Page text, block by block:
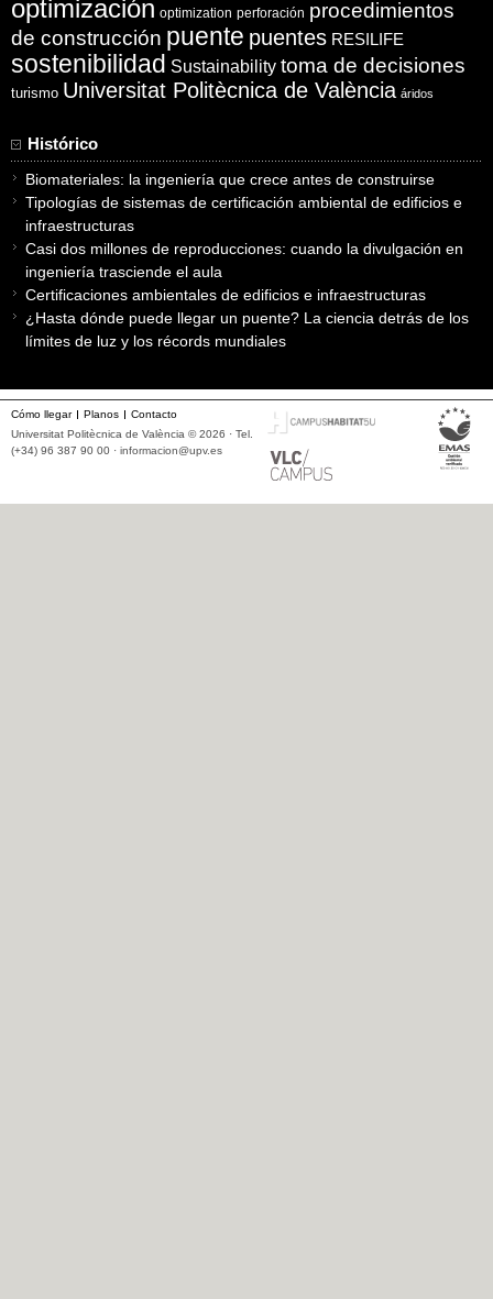
optimización optimization perforación procedimientos
de construcción puente puentes RESILIFE
sostenibilidad Sustainability toma de decisiones
turismo Universitat Politècnica de València áridos
Histórico
Biomateriales: la ingeniería que crece antes de construirse
Tipologías de sistemas de certificación ambiental de edificios e
infraestructuras
Casi dos millones de reproducciones: cuando la divulgación en
ingeniería trasciende el aula
Certificaciones ambientales de edificios e infraestructuras
¿Hasta dónde puede llegar un puente? La ciencia detrás de los
límites de luz y los récords mundiales
Cómo llegar Planos
Contacto
Universitat Politècnica de València © 2026 · Tel.
(+34) 96 387 90 00 · informacion@upv.es